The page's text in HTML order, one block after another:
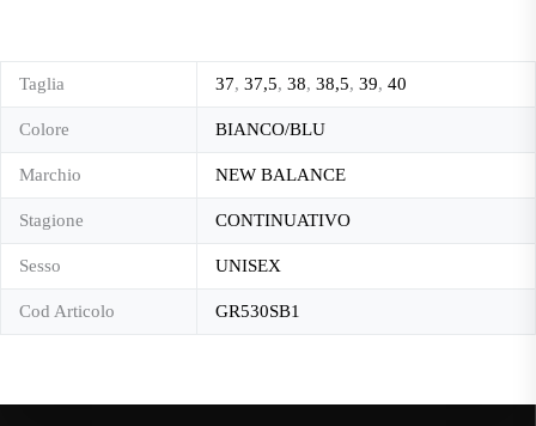
Taglia 37, 37,5, 38, 38,5, 39, 40
Colore BIANCO/BLU
Marchio NEW BALANCE
Stagione CONTINUATIVO
Sesso UNISEX
Cod Articolo GR530SB1